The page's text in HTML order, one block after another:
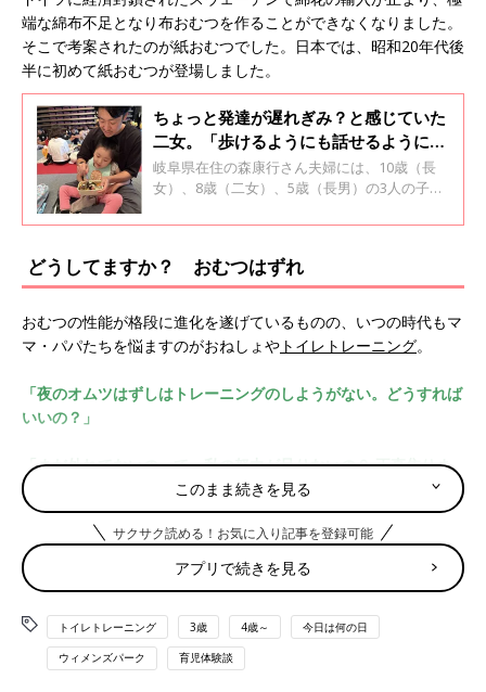
端な綿布不足となり布おむつを作ることができなくなりました。
そこで考案されたのが紙おむつでした。日本では、昭和20年代後
半に初めて紙おむつが登場しました。
ちょっと発達が遅れぎみ？と感じていた
二女。「歩けるようにも話せるようにも
ならない」と言われて【レット症候群】
岐阜県在住の森康行さん夫婦には、10歳（長
女）、8歳（二女）、5歳（長男）の3人の子ど
し前に、レット症候群と診断されました。おと
の多くで介助が必要です。病気が判明して以
降、ずっとおとちゃんに寄り添ってきた康行さ
んに聞いた、全2回のインタビューの前編で
す。
どうしてますか？ おむつはずれ
おむつの性能が格段に進化を遂げているものの、いつの時代もマ
マ・パパたちを悩ますのがおねしょや トイレトレーニング。
「夜のオムツはずしはトレーニングのしようがない。どうすれば
いいの？」
「まだ外れてないのって、私の努力が足りないの？ 正直焦りま
す」
4歳くらいになると、昼はトイレに行ける子が多くなってきます
が、夜のおむつをいつ卒業できるかで頭を悩ますママ・パパが多
いですね。
先輩ママからののアドバイスによると、
「防水おねしょシーツ＋速乾系敷パット型シーツ、枕元には着替
このまま続きを見る
サクサク読める！お気に入り記事を登録可能
アプリで続きを見る
トイレトレーニング 3歳 4歳～ 今日は何の日
ウィメンズパーク 育児体験談